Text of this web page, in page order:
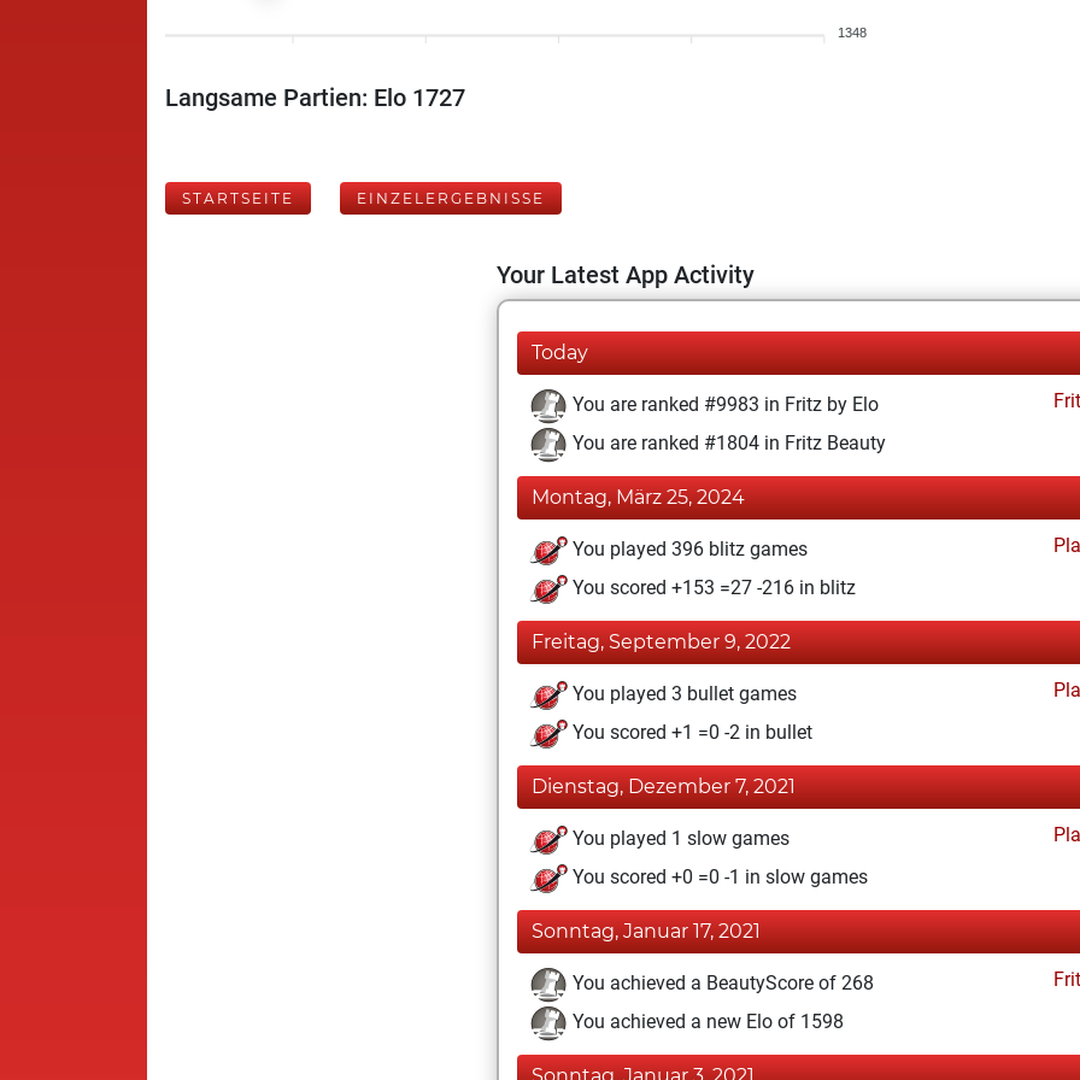
1348
Langsame Partien: Elo 1727
STARTSEITE EINZELERGEBNISSE
Your Latest App Activity
Today
You are ranked #9983 in Fritz by Elo
You are ranked #1804 in Fritz Beauty
Montag, März 25, 2024
You played 396 blitz games
You scored +153 =27 -216 in blitz
Freitag, September 9, 2022
You played 3 bullet games
You scored +1 =0 -2 in bullet
Dienstag, Dezember 7, 2021
You played 1 slow games
You scored +0 =0 -1 in slow games
Sonntag, Januar 17, 2021
You achieved a BeautyScore of 268
You achieved a new Elo of 1598